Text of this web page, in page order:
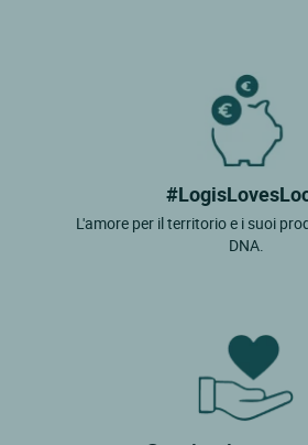
L'amore per il territorio e i suoi
DNA.